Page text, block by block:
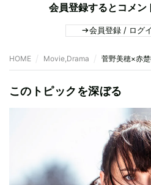
会員登録するとコメン
会員登録 / ログ
HOME Movie,Drama 菅野美穂×赤
このトピックを深ぼる